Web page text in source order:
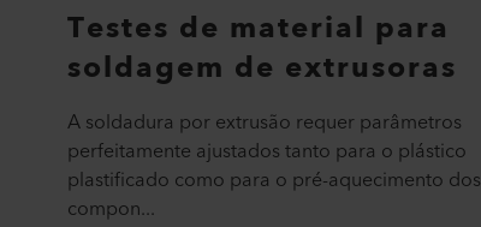
Testes de material para
soldagem de extrusoras
A soldadura por extrusão requer parâmetros
perfeitamente ajustados tanto para o plástico
plastificado como para o pré-aquecimento dos
compon...